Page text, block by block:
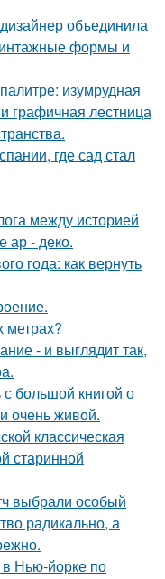
объединила
формы и
изумрудная
графичная лестница
где сад стал
между историей
ар - деко.
года: как вернуть
метрах?
- и выглядит так,
большой книгой о
очень живой.
классическая
старинной
выбрали особый
радикально, а
в Нью-йорке по